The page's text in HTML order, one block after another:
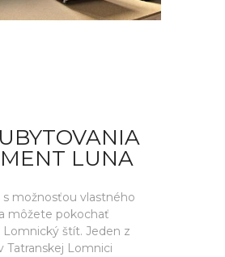
LUNA
možnosťou vlastného
môžete pokochať
štít. Jeden z
Tatranskej Lomnici